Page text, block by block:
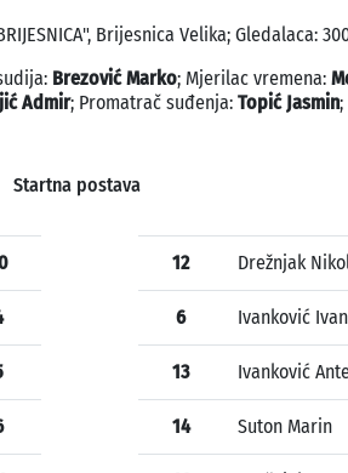
Brijesnica Velika; Gledalaca:
Brezović Marko; Mjerilac vremena:
Admir; Promatrač suđenja: Topić Jasmin;
Startna postava
12 Drežnjak
6 Ivanković Ivan
13 Ivanković
14 Suton Marin